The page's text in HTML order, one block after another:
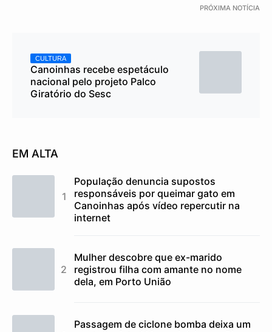
PRÓXIMA NOTÍCIA
CULTURA
Canoinhas recebe espetáculo
nacional pelo projeto Palco
Giratório do Sesc
EM ALTA
População denuncia supostos
responsáveis por queimar gato em
Canoinhas após vídeo repercutir na
internet
Mulher descobre que ex-marido
registrou filha com amante no nome
dela, em Porto União
Passagem de ciclone bomba deixa um